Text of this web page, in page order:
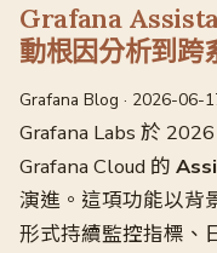
Grafana
動根因分析到跨
Grafana Blog · 2026-06-
Grafana Labs 於
Grafana Cloud 的
演進。這項功能以背
形式持續監控指標、